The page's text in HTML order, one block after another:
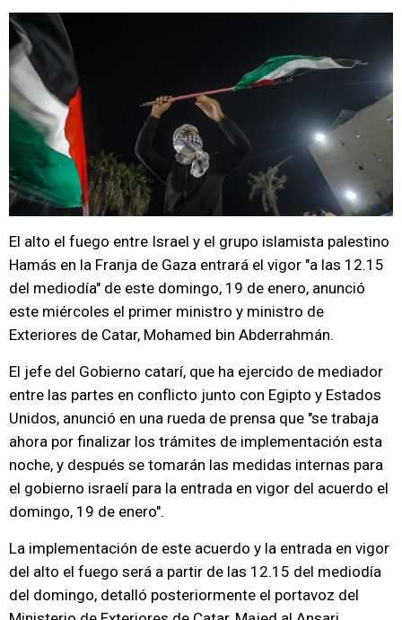
El alto el fuego entre Israel y el grupo islamista palestino
Hamás en la Franja de Gaza entrará el vigor "a las 12.15
del mediodía" de este domingo, 19 de enero, anunció
este miércoles el primer ministro y ministro de
Exteriores de Catar, Mohamed bin Abderrahmán.
El jefe del Gobierno catarí, que ha ejercido de mediador
entre las partes en conflicto junto con Egipto y Estados
Unidos, anunció en una rueda de prensa que "se trabaja
ahora por finalizar los trámites de implementación esta
noche, y después se tomarán las medidas internas para
el gobierno israelí para la entrada en vigor del acuerdo el
domingo, 19 de enero".
La implementación de este acuerdo y la entrada en vigor
del alto el fuego será a partir de las 12.15 del mediodía
del domingo, detalló posteriormente el portavoz del